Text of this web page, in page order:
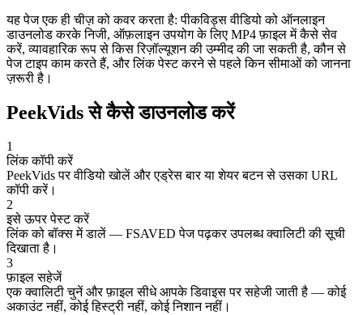
यह पेज एक ही चीज़ को कवर करता है: पीकविड्स वीडियो को ऑनलाइन
डाउनलोड करके निजी, ऑफ़लाइन उपयोग के लिए MP4 फ़ाइल में कैसे सेव
करें, व्यावहारिक रूप से किस रिज़ॉल्यूशन की उम्मीद की जा सकती है, कौन से
पेज टाइप काम करते हैं, और लिंक पेस्ट करने से पहले किन सीमाओं को जानना
ज़रूरी है।
PeekVids से कैसे डाउनलोड करें
1
लिंक कॉपी करें
PeekVids पर वीडियो खोलें और एड्रेस बार या शेयर बटन से उसका URL
कॉपी करें।
2
इसे ऊपर पेस्ट करें
लिंक को बॉक्स में डालें — FSAVED पेज पढ़कर उपलब्ध क्वालिटी की सूची
दिखाता है।
3
फ़ाइल सहेजें
एक क्वालिटी चुनें और फ़ाइल सीधे आपके डिवाइस पर सहेजी जाती है — कोई
अकाउंट नहीं, कोई हिस्ट्री नहीं, कोई निशान नहीं।